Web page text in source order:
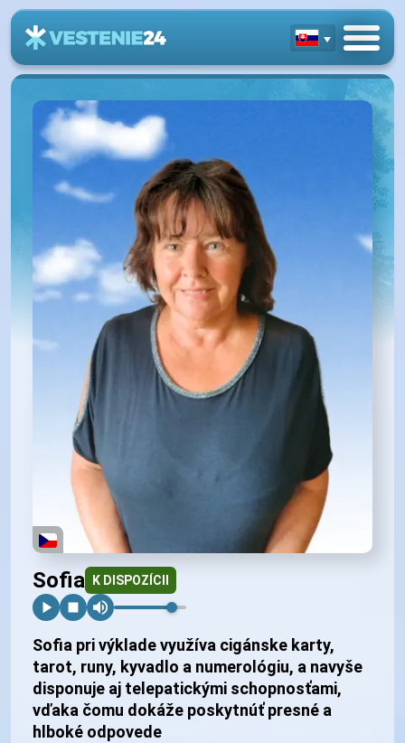
Sofia K DISPOZÍCII
Sofia pri výklade využíva cigánske karty,
tarot, runy, kyvadlo a numerológiu, a navyše
disponuje aj telepatickými schopnosťami,
vďaka čomu dokáže poskytnúť presné a
hlboké odpovede